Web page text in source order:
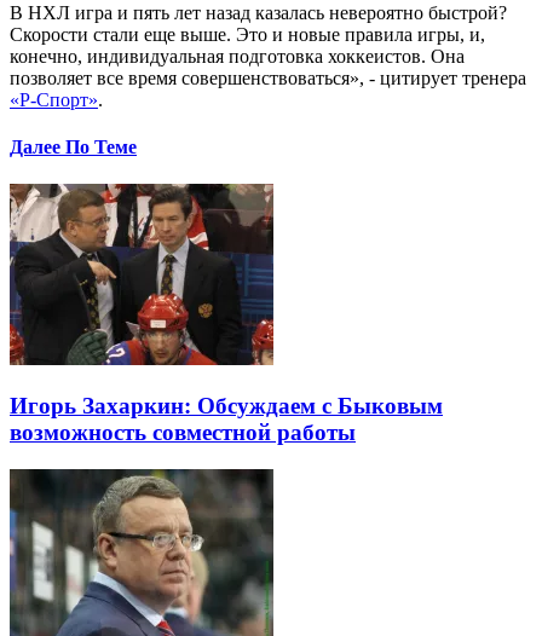
В НХЛ игра и пять лет назад казалась невероятно быстрой?
Скорости стали еще выше. Это и новые правила игры, и,
конечно, индивидуальная подготовка хоккеистов. Она
позволяет все время совершенствоваться», - цитирует тренера
«Р-Спорт».
Далее По Теме
Игорь Захаркин: Обсуждаем с Быковым
возможность совместной работы